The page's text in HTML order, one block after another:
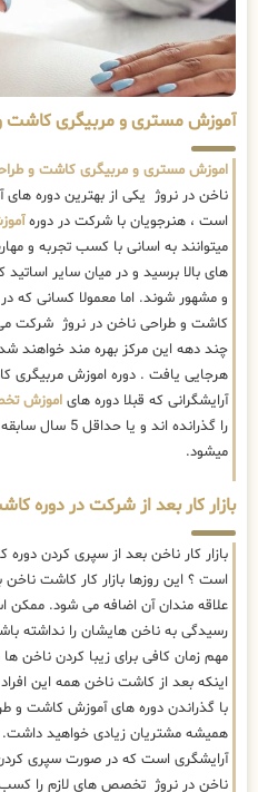
آموزش مستری و مربیگری کاشت
اموزش مستری و مربیگری کاشت و
ناخن در نروژ یکی از بهترین دوره
است ، هنرجویان با شرکت در دوره
میتوانند به اسانی با کسب تجربه و
های بالا برسید و در میان سایر
و مشهور شوند. اما معمولا کسانی که
کاشت و طراحی ناخن در نروژ شرکت
چند دهه این مرکز بهره مند خواهند شد
هرجایی یافت . دوره اموزش مربیگری
آرایشگرانی که قبلا دوره های اموزش
را گذرانده اند و
میشود.
بازار کار بعد از شرکت در دوره
بازار کار ناخن بعد از سپری کردن
است ؟ این روزها بازار کار کاشت
علاقه مندان آن اضافه می شود. ممکن
رسیدگی به ناخن هایشان را نداشته
مهم زمان کافی برای زیبا کردن ناخن
اینکه بعد از کاشت ناخن همه این
با گذراندن دوره های آموزش کاشت و
همیشه مشتریان زیادی خواهید
آرایشگری است که در صورت سپری
ناخن در نروژ تخصص های لازم را کسب